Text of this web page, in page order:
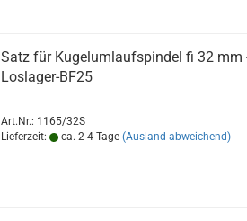
Satz für Kugelumlaufspindel fi 32 mm
Loslager-BF25
Art.Nr.: 1165/32S
Lieferzeit:
ca. 2-4 Tage (Ausland abweichend)